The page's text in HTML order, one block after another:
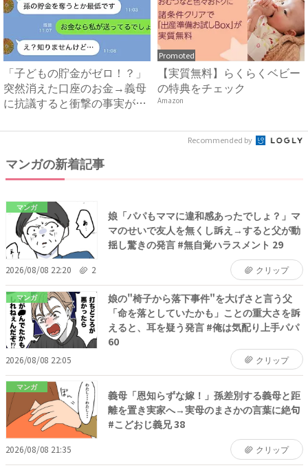
「子どもの貯金がゼロ！？」
突然消えた口座のお金→義母
に抗議すると衝撃の事実が判
Promoted
【実質無料】らくらくベビー
の特典をチェック
Amazon
Recommended by
マンガの新着記事
マンガ
娘「パパもママに違和感あったでしょ？」マ
マのせいで友人を無くし訴え→すると父が動
揺し驚きの発言 #無自覚ハラスメント 29
2026/08/08 22:20 2 クリップ
マンガ
娘の"椅子から落下事件"を大げさと言う父
「命を落としていたかも」ことの重大さを訴
えると、耳を疑う発言 #俺は気配り上手パパ
60
2026/08/08 22:05 クリップ
マンガ
義母「恩知らずな嫁！」孫差別する義母と距
離を置き実家へ→実母のまさかの言葉に絶句
#こどおじ義兄 38
2026/08/08 21:35 クリップ